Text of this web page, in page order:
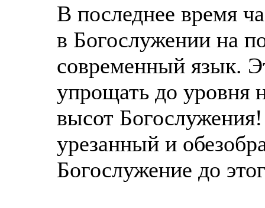
В последнее время
в Богослужении на
современный язык.
упрощать до уровня
высот
урезанный и
Богослужение до